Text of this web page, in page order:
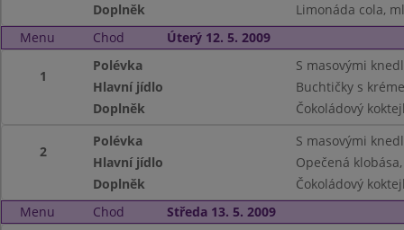
Doplněk
Limonáda cola,
Menu
Chod Úterý 12. 5. 2009
1
Polévka
S masovými
Hlavní jídlo
Buchtičky s
Doplněk
Čokoládový
2
Polévka
S masovými
Hlavní jídlo
Opečená
Doplněk
Čokoládový
Menu
Chod Středa 13. 5. 2009